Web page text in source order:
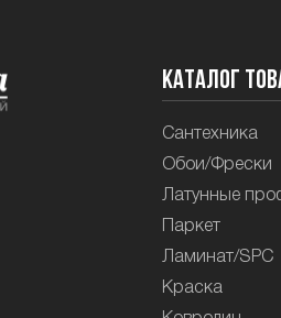
Каталог
Сантехника
Обои/Фрески
Латунные
Паркет
Ламинат/SPC
Краска